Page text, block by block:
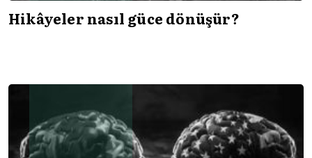
Hikâyeler nasıl güce dönüşür?